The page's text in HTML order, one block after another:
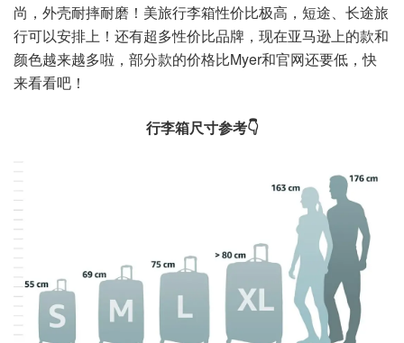
尚，外壳耐摔耐磨！美旅行李箱性价比极高，短途、长途旅
行可以安排上！还有超多性价比品牌，现在亚马逊上的款和
颜色越来越多啦，部分款的价格比Myer和官网还要低，快
来看看吧！
行李箱尺寸参考👇